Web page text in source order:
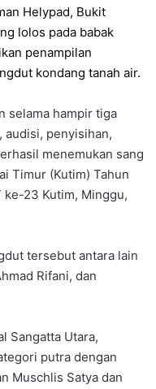
Helypad, Bukit
lolos pada babak
penampilan
kondang tanah air.
selama hampir tiga
audisi, penyisihan,
menemukan sang
Timur (Kutim) Tahun
ke-23 Kutim, Minggu,
tersebut antara lain
Rifani, dan
Sangatta Utara,
putra dengan
Muschlis Satya dan